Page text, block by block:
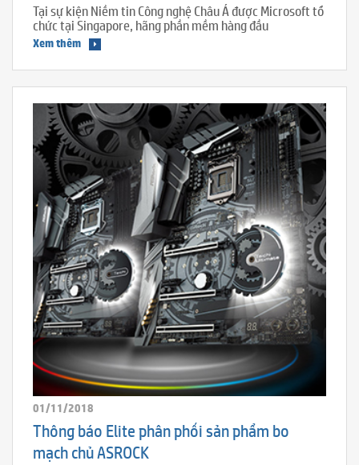
Tại sự kiện Niềm tin Công nghệ Châu Á được Microsoft tổ
chức tại Singapore, hãng phần mềm hàng đầu
Xem thêm
01/11/2018
Thông báo Elite phân phối sản phẩm bo
mạch chủ ASROCK